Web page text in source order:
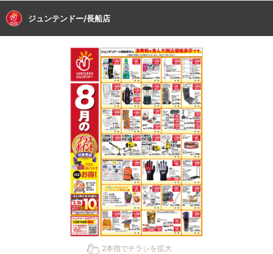
ジュンテンドー/長船店
2本指でチラシを拡大